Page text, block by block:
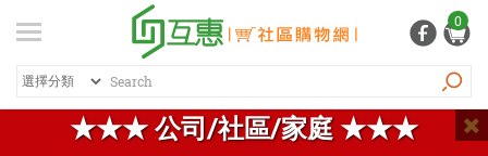
★★★ 公司/社區/家庭 ★★★
0
登入 / 註冊
紅利專區
熱銷商品